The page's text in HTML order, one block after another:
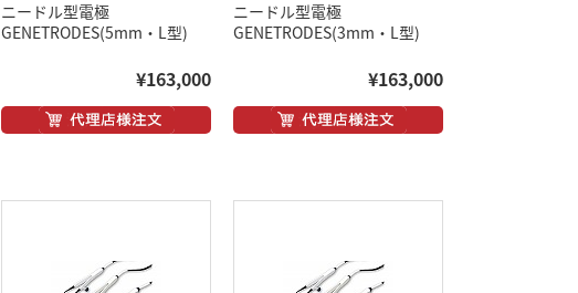
ニードル型電極
GENETRODES(5mm・L型)
¥163,000
ニードル型電極
GENETRODES(3mm・L型)
¥163,000